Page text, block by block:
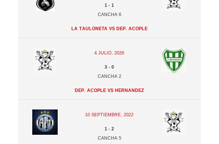
1 -1
Cancha 6
La Tauloneta vs Dep. Acople
4 julio, 2026
3 -0
Cancha 2
Dep. Acople vs Hernandez
10 septiembre, 2022
1 -2
Cancha 5